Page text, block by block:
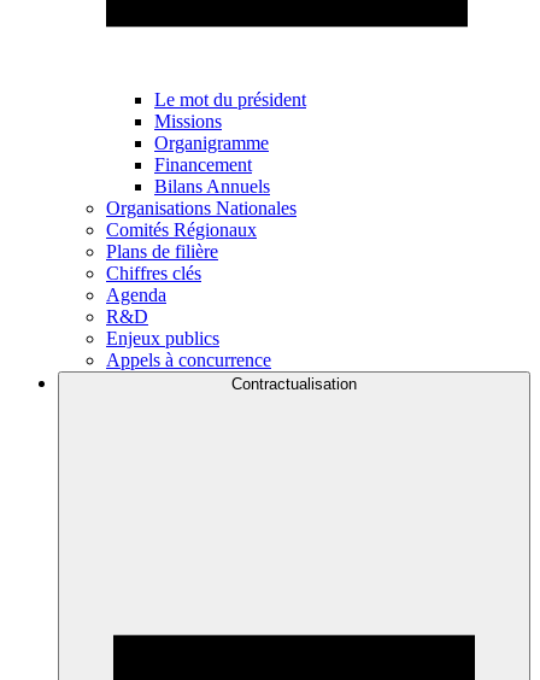
Le mot du président
Missions
Organigramme
Financement
Bilans Annuels
Organisations Nationales
Comités Régionaux
Plans de filière
Chiffres clés
Agenda
R&D
Enjeux publics
Appels à concurrence
Contractualisation